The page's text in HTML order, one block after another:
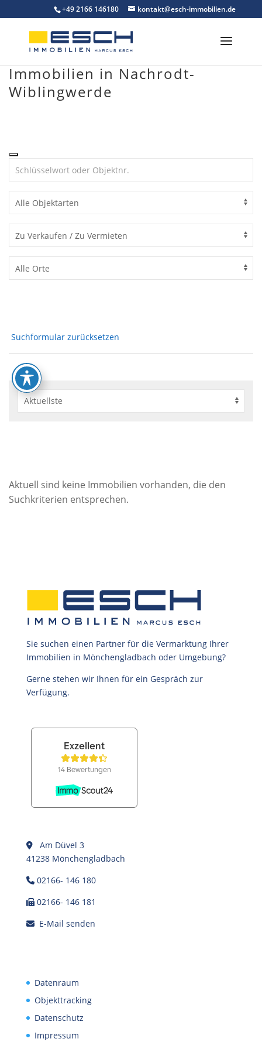
to
content
+49 2166 146180 kontakt@esch-immobilien.de
Immobilien in Nachrodt-
Wiblingwerde
Suchformular zurücksetzen
Aktuell sind keine Immobilien vorhanden, die den
Suchkriterien entsprechen.
Sie suchen einen Partner für die Vermarktung Ihrer
Immobilien in Mönchengladbach oder Umgebung?
Gerne stehen wir Ihnen für ein Gespräch zur
Verfügung.
Am Düvel 3
41238 Mönchengladbach
02166- 146 180
02166- 146 181
E-Mail senden
Datenraum
Objekttracking
Datenschutz
Impressum